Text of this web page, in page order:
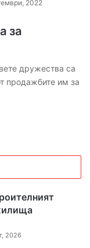
2022
за
дружества са
продажбите им за
2026